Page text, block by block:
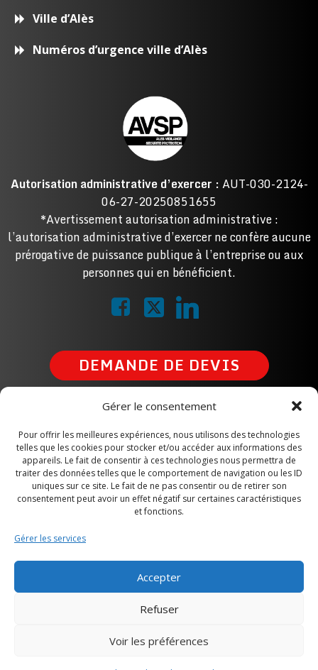
Gérer le consentement
Pour offrir les meilleures expériences, nous utilisons des technologies
telles que les cookies pour stocker et/ou accéder aux informations des
appareils. Le fait de consentir à ces technologies nous permettra de
traiter des données telles que le comportement de navigation ou les ID
uniques sur ce site. Le fait de ne pas consentir ou de retirer son
consentement peut avoir un effet négatif sur certaines caractéristiques
et fonctions.
Gérer les services
Accepter
Refuser
Voir les préférences
Ville d’Alès
Numéros d’urgence ville d’Alès
Autorisation administrative d’exercer :AUT-030-2124-
06-27-20250851655
*Avertissement autorisation administrative :
l’autorisation administrative d’exercer ne confère aucune
prérogative de puissance publique à l’entreprise ou aux
personnes qui en bénéficient.
DEMANDE DE DEVIS
ALÈS VIGILANCE SÉCURITÉ
PROTECTION
04 48 19 17 38
200 Grand rue, 30100 Alès
24h/24 & 7j/7
© 2026 Alès Vigilance Sécurité Protection.